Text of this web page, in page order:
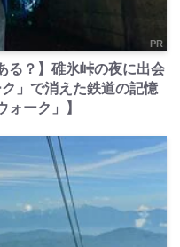
PR
る？】碓氷峠の夜に出会
」で消えた鉄道の記憶
ーク」】